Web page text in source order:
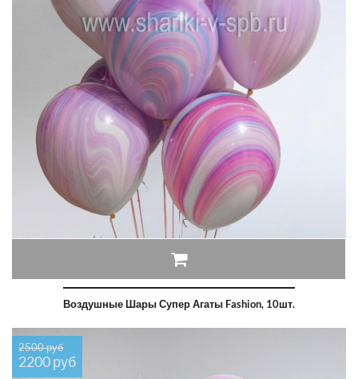
Воздушные Шары Супер Агаты Fashion, 10шт.
2500 руб
2200 руб